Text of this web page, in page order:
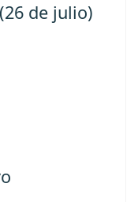
de julio)